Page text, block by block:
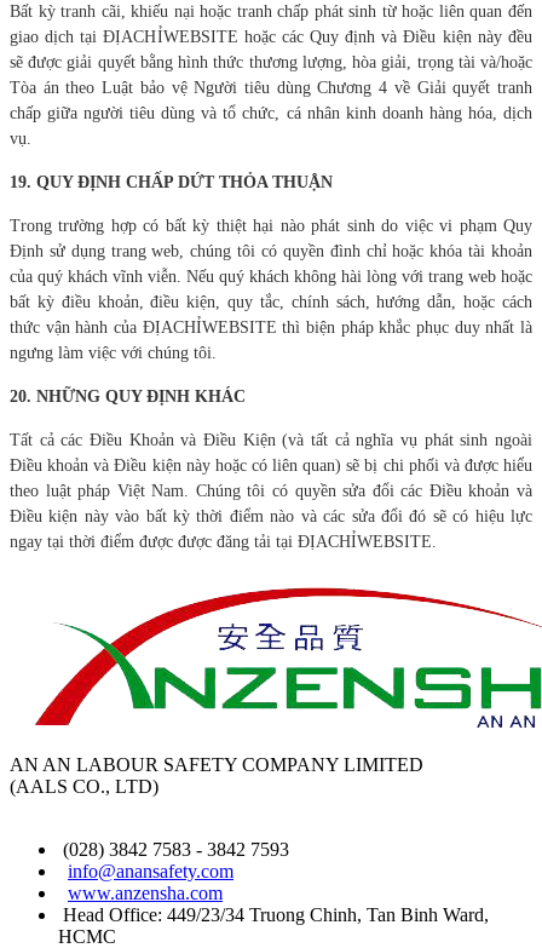
Bất kỳ tranh cãi, khiếu nại hoặc tranh chấp phát sinh từ hoặc liên quan đến
giao dịch tại ĐỊACHỈWEBSITE hoặc các Quy định và Điều kiện này đều
sẽ được giải quyết bằng hình thức thương lượng, hòa giải, trọng tài và/hoặc
Tòa án theo Luật bảo vệ Người tiêu dùng Chương 4 về Giải quyết tranh
chấp giữa người tiêu dùng và tổ chức, cá nhân kinh doanh hàng hóa, dịch
vụ.
19. QUY ĐỊNH CHẤP DỨT THỎA THUẬN
Trong trường hợp có bất kỳ thiệt hại nào phát sinh do việc vi phạm Quy
Định sử dụng trang web, chúng tôi có quyền đình chỉ hoặc khóa tài khoản
của quý khách vĩnh viễn. Nếu quý khách không hài lòng với trang web hoặc
bất kỳ điều khoản, điều kiện, quy tắc, chính sách, hướng dẫn, hoặc cách
thức vận hành của ĐỊACHỈWEBSITE thì biện pháp khắc phục duy nhất là
ngưng làm việc với chúng tôi.
20. NHỮNG QUY ĐỊNH KHÁC
Tất cả các Điều Khoản và Điều Kiện (và tất cả nghĩa vụ phát sinh ngoài
Điều khoản và Điều kiện này hoặc có liên quan) sẽ bị chi phối và được hiểu
theo luật pháp Việt Nam. Chúng tôi có quyền sửa đổi các Điều khoản và
Điều kiện này vào bất kỳ thời điểm nào và các sửa đổi đó sẽ có hiệu lực
ngay tại thời điểm được được đăng tải tại ĐỊACHỈWEBSITE.
AN AN LABOUR SAFETY COMPANY LIMITED
(AALS CO., LTD)
(028) 3842 7583 - 3842 7593
info@anansafety.com
www.anzensha.com
Head Office: 449/23/34 Truong Chinh, Tan Binh Ward,
HCMC